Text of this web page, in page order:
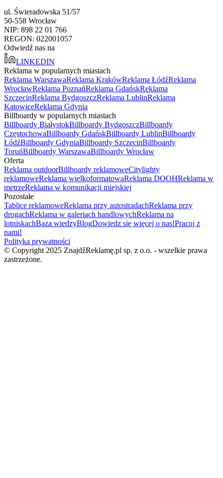
ul. Świeradowska 51/57
50-558 Wrocław
NIP: 898 22 01 766
REGON: 022001057
Odwiedź nas na
LINKEDIN
Reklama w popularnych miastach
Reklama WarszawaReklama KrakówReklama ŁódźReklama
WrocławReklama PoznańReklama GdańskReklama
SzczecinReklama BydgoszczReklama LublinReklama
KatowiceReklama Gdynia
Billboardy w popularnych miastach
Billboardy BiałystokBillboardy BydgoszczBillboardy
CzęstochowaBillboardy GdańskBillboardy LublinBillboardy
ŁódźBillboardy GdyniaBillboardy SzczecinBillboardy
ToruńBillboardy WarszawaBillboardy Wrocław
Oferta
Reklama outdoorBillboardy reklamoweCitylighty
reklamoweReklama wielkoformatowaReklama DOOHReklama w
metrzeReklama w komunikacji miejskiej
Pozostałe
Tablice reklamoweReklama przy autostradachReklama przy
drogachReklama w galeriach handlowychReklama na
lotniskachBaza wiedzyBlogDowiedz się więcej o nas!Pracuj z
nami!
Polityka prywatności
© Copyright 2025 ZnajdźReklamę.pl sp. z o.o. - wszelkie prawa
zastrzeżone.